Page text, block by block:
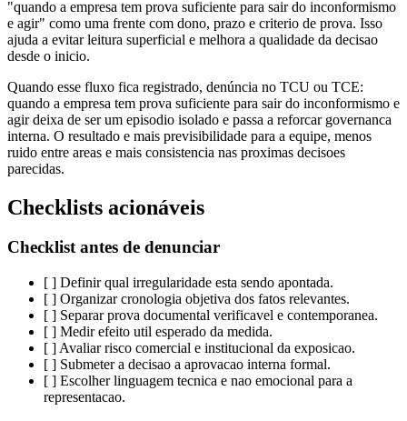
"quando a empresa tem prova suficiente para sair do inconformismo
e agir" como uma frente com dono, prazo e criterio de prova. Isso
ajuda a evitar leitura superficial e melhora a qualidade da decisao
desde o inicio.
Quando esse fluxo fica registrado, denúncia no TCU ou TCE:
quando a empresa tem prova suficiente para sair do inconformismo e
agir deixa de ser um episodio isolado e passa a reforcar governanca
interna. O resultado e mais previsibilidade para a equipe, menos
ruido entre areas e mais consistencia nas proximas decisoes
parecidas.
Checklists acionáveis
Checklist antes de denunciar
[ ] Definir qual irregularidade esta sendo apontada.
[ ] Organizar cronologia objetiva dos fatos relevantes.
[ ] Separar prova documental verificavel e contemporanea.
[ ] Medir efeito util esperado da medida.
[ ] Avaliar risco comercial e institucional da exposicao.
[ ] Submeter a decisao a aprovacao interna formal.
[ ] Escolher linguagem tecnica e nao emocional para a
representacao.